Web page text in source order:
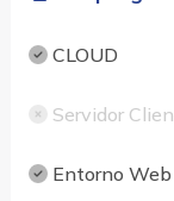
CLOUD
Servidor
Entorno Web